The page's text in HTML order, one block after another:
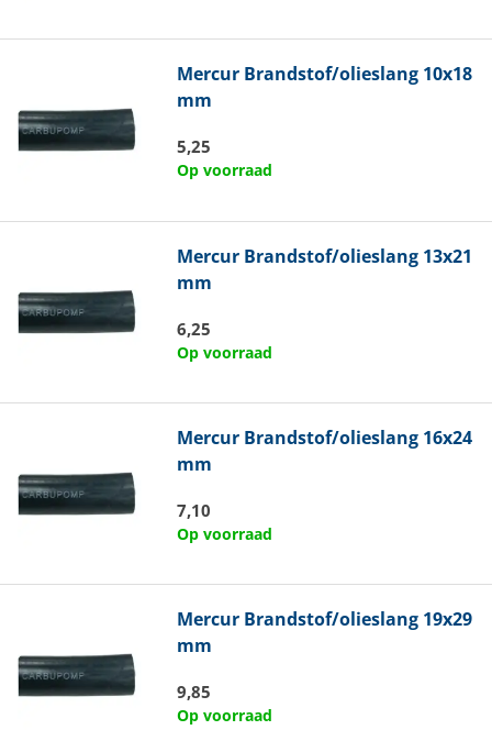
Mercur Brandstof/olieslang 10x18
mm
5,25
Op voorraad
Mercur Brandstof/olieslang 13x21
mm
6,25
Op voorraad
Mercur Brandstof/olieslang 16x24
mm
7,10
Op voorraad
Mercur Brandstof/olieslang 19x29
mm
9,85
Op voorraad